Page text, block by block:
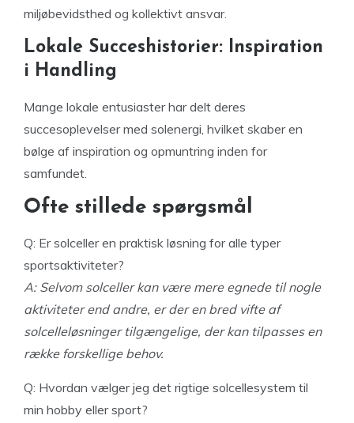
miljøbevidsthed og kollektivt ansvar.
Lokale Succeshistorier: Inspiration
i Handling
Mange lokale entusiaster har delt deres
succesoplevelser med solenergi, hvilket skaber en
bølge af inspiration og opmuntring inden for
samfundet.
Ofte stillede spørgsmål
Q: Er solceller en praktisk løsning for alle typer
sportsaktiviteter?
A: Selvom solceller kan være mere egnede til nogle
aktiviteter end andre, er der en bred vifte af
solcelleløsninger tilgængelige, der kan tilpasses en
række forskellige behov.
Q: Hvordan vælger jeg det rigtige solcellesystem til
min hobby eller sport?